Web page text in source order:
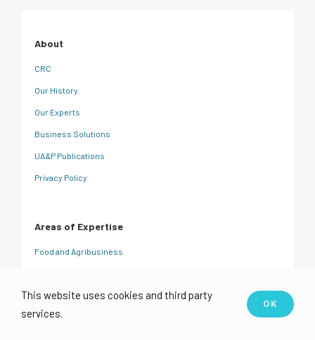
About
CRC
Our History
Our Experts
Business Solutions
UA&P Publications
Privacy Policy
Areas of Expertise
Food and Agribusiness
Infrastructure and Industry
Transportation and Logistics
This website uses cookies and third party
services.
OK